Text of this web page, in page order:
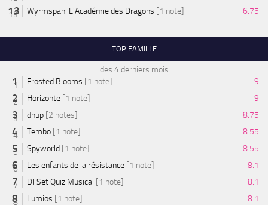
Wyrmspan: L'Académie des Dragons [1 note] 6.75
TOP FAMILLE
des 4 derniers mois
Frosted Blooms [1 note]
9
Horizonte [1 note]
9
dnup [2 notes]
8.75
Tembo [1 note]
8.55
Spyworld [1 note]
8.55
Les enfants de la résistance [1 note]
8.1
DJ Set Quiz Musical [1 note]
8.1
Lumios [1 note]
8.1